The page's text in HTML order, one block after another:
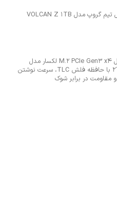
اس اس دی اینترنال تیم گروپ مدل VOLCAN Z 1TB
حافظه SSD اینترنال M.2 PCIe Gen3 x4 لکسار مدل
NM620 ظرفیت 2TB با حافظه فلش TLC، سرعت نوشتن